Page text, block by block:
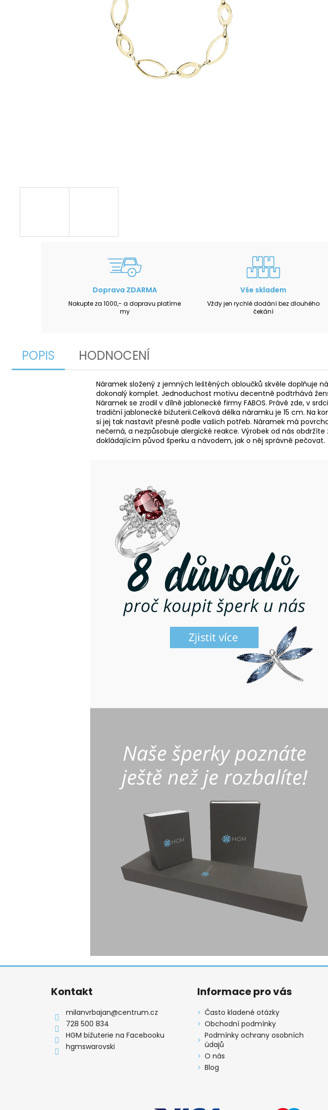
Doprava ZDARMA
Nakupte za 1000,- a dopravu platíme
my
Vše skladem
Vždy jen rychlé dodání bez dlouhého
čekání
POPIS HODNOCENÍ
Náramek složený z jemných leštěných obloučků skvěle doplňuje
dokonalý komplet. Jednoduchost motivu decentně podtrhává
Náramek se zrodil v dílně jablonecké firmy FABOS. Právě zde, v
tradiční jablonecké bižuterii.Celková délka náramku je 15 cm. Na
si jej tak nastavit přesně podle vašich potřeb. Náramek má
nečerná, a nezpůsobuje alergické reakce. Výrobek od nás
dokládajícím původ šperku a návodem, jak o něj správně pečovat.
NÁHRDELNÍK KOLEČKO A HRUŠKY
MONTANA SWAROVSKI
NÁHRDELNÍK ANDĚL CRYSTAL
SWAROVSKI
490 Kč
Původně:
Z
Kontakt
milanvrbajan@centrum.cz
728 500 834
HGM bižuterie na Facebooku
hgmswarovski
Informace pro vás
Často kladené otázky
Obchodní podmínky
Podmínky ochrany osobních
údajů
O nás
Blog